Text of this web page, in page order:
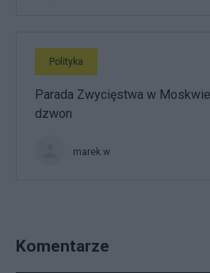
Polityka
Parada Zwycięstwa w
dzwon
marek.w
Komentarze